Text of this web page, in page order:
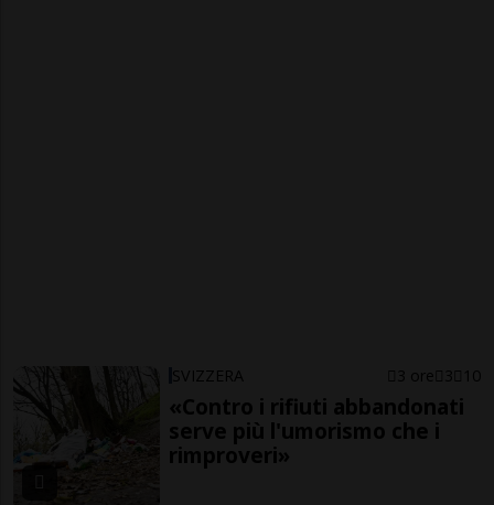
SVIZZERA 3 ore 3 10
«Contro i rifiuti abbandonati
serve più l'umorismo che i
rimproveri»